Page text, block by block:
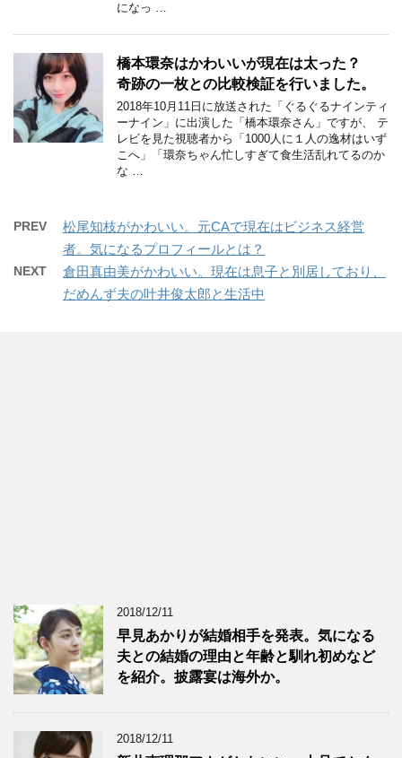
になっ …
橋本環奈はかわいいが現在は太った？
奇跡の一枚との比較検証を行いました。
2018年10月11日に放送された「ぐるぐるナインティ
ーナイン」に出演した「橋本環奈さん」ですが、 テ
レビを見た視聴者から「1000人に１人の逸材はいず
こへ」「環奈ちゃん忙しすぎて食生活乱れてるのか
な …
PREV
松尾知枝がかわいい。元CAで現在はビジネス経営
者。気になるプロフィールとは？
NEXT
倉田真由美がかわいい。現在は息子と別居しており、
だめんず夫の叶井俊太郎と生活中
2018/12/11
早見あかりが結婚相手を発表。気になる
夫との結婚の理由と年齢と馴れ初めなど
を紹介。披露宴は海外か。
2018/12/11